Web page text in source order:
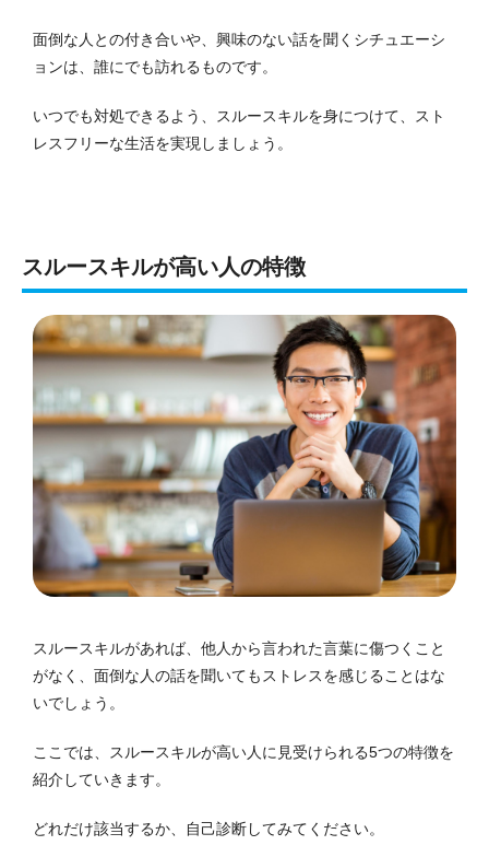
面倒な人との付き合いや、興味のない話を聞くシチュエーシ
ョンは、誰にでも訪れるものです。
いつでも対処できるよう、スルースキルを身につけて、スト
レスフリーな生活を実現しましょう。
スルースキルが高い人の特徴
スルースキルがあれば、他人から言われた言葉に傷つくこと
がなく、面倒な人の話を聞いてもストレスを感じることはな
いでしょう。
ここでは、スルースキルが高い人に見受けられる5つの特徴を
紹介していきます。
どれだけ該当するか、自己診断してみてください。